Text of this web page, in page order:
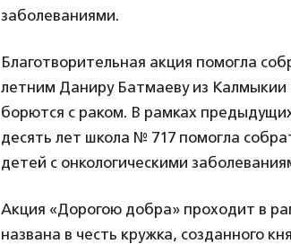
заболеваниями.
Благотворительная акция помогла
летним Даниру Батмаеву из Калмыкии
борются с раком. В рамках
десять лет школа № 717 помогла
детей с онкологическими
Акция «Дорогою добра» проходит в
названа в честь кружка, созданного